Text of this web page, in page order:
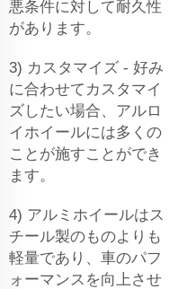
悪条件に対して耐久性
があります。
3) カスタマイズ - 好み
に合わせてカスタマイ
ズしたい場合、アルロ
イホイールには多くの
ことが施すことができ
ます。
4) アルミホイールはス
チール製のものよりも
軽量であり、車のパフ
ォーマンスを向上させ